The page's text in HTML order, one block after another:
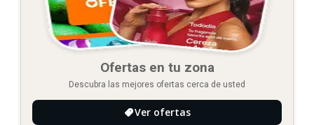
Ofertas en tu zona
Descubra las mejores ofertas cerca de usted
Ver ofertas